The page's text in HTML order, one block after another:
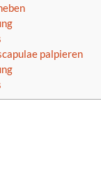
palpieren